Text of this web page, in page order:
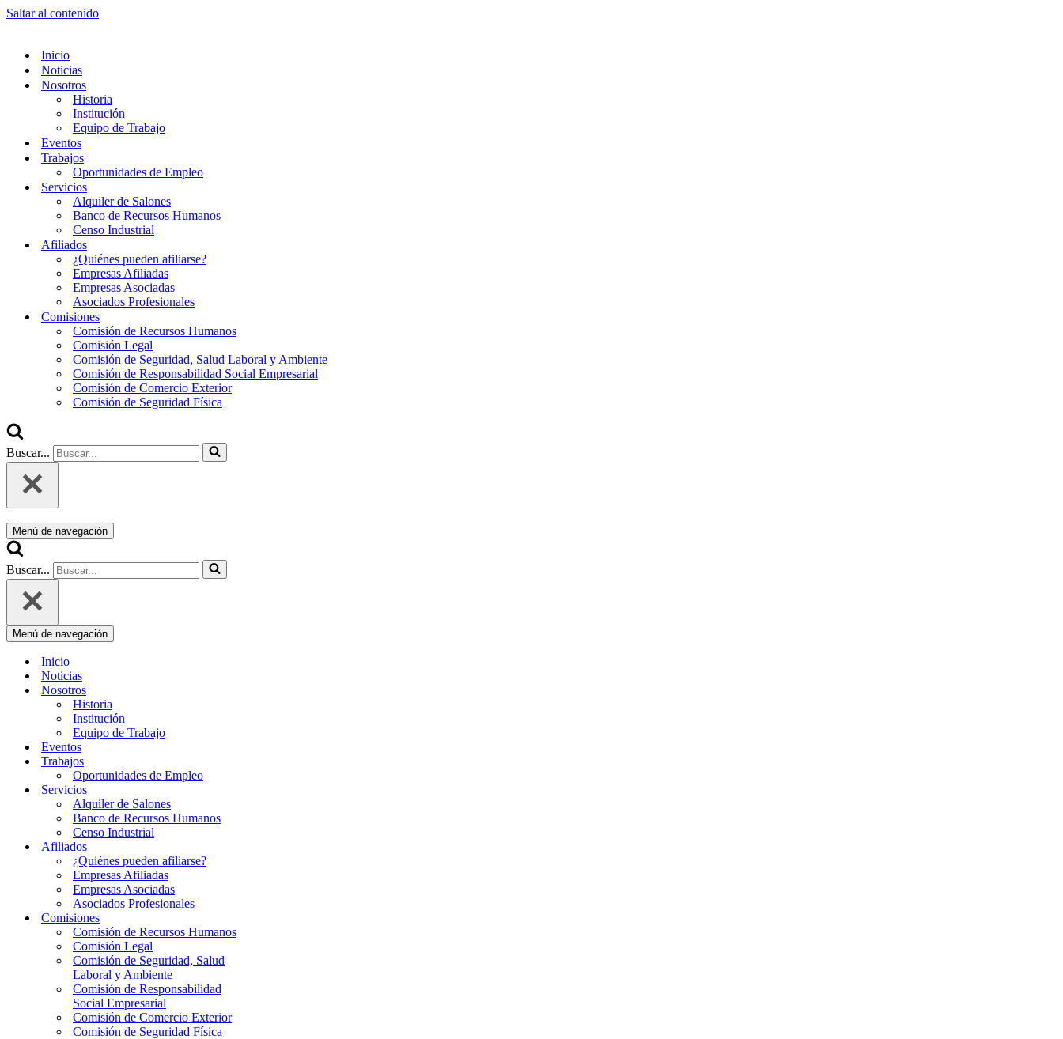
Saltar al contenido
Inicio
Noticias
Nosotros
Historia
Institución
Equipo de Trabajo
Eventos
Trabajos
Oportunidades de Empleo
Servicios
Alquiler de Salones
Banco de Recursos Humanos
Censo Industrial
Afiliados
¿Quiénes pueden afiliarse?
Empresas Afiliadas
Empresas Asociadas
Asociados Profesionales
Comisiones
Comisión de Recursos Humanos
Comisión Legal
Comisión de Seguridad, Salud Laboral y Ambiente
Comisión de Responsabilidad Social Empresarial
Comisión de Comercio Exterior
Comisión de Seguridad Física
Buscar...
Menú de navegación
Buscar...
Menú de navegación
Inicio
Noticias
Nosotros
Historia
Institución
Equipo de Trabajo
Eventos
Trabajos
Oportunidades de Empleo
Servicios
Alquiler de Salones
Banco de Recursos Humanos
Censo Industrial
Afiliados
¿Quiénes pueden afiliarse?
Empresas Afiliadas
Empresas Asociadas
Asociados Profesionales
Comisiones
Comisión de Recursos Humanos
Comisión Legal
Comisión de Seguridad, Salud
Laboral y Ambiente
Comisión de Responsabilidad
Social Empresarial
Comisión de Comercio Exterior
Comisión de Seguridad Física